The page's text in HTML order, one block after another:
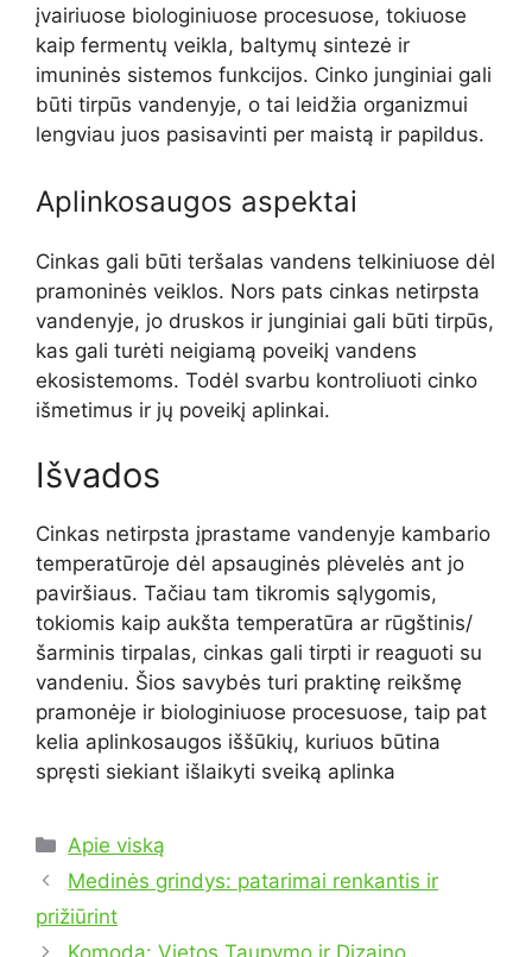
įvairiuose biologiniuose procesuose, tokiuose
kaip fermentų veikla, baltymų sintezė ir
imuninės sistemos funkcijos. Cinko junginiai gali
būti tirpūs vandenyje, o tai leidžia organizmui
lengviau juos pasisavinti per maistą ir papildus.
Aplinkosaugos aspektai
Cinkas gali būti teršalas vandens telkiniuose dėl
pramoninės veiklos. Nors pats cinkas netirpsta
vandenyje, jo druskos ir junginiai gali būti tirpūs,
kas gali turėti neigiamą poveikį vandens
ekosistemoms. Todėl svarbu kontroliuoti cinko
išmetimus ir jų poveikį aplinkai.
Išvados
Cinkas netirpsta įprastame vandenyje kambario
temperatūroje dėl apsauginės plėvelės ant jo
paviršiaus. Tačiau tam tikromis sąlygomis,
tokiomis kaip aukšta temperatūra ar rūgštinis/
šarminis tirpalas, cinkas gali tirpti ir reaguoti su
vandeniu. Šios savybės turi praktinę reikšmę
pramonėje ir biologiniuose procesuose, taip pat
kelia aplinkosaugos iššūkių, kuriuos būtina
spręsti siekiant išlaikyti sveiką aplinka
Kategorijos
Apie viską
Medinės grindys: patarimai renkantis ir
prižiūrint